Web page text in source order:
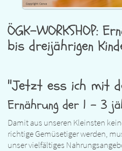
ÖGK-WORKSHOP:
bis dreijährigen
"Jetzt ess ich mit
Ernährung der 1 - 3
Damit aus unseren Kleinsten
richtige Gemüsetiger werden,
unser vielfältiges